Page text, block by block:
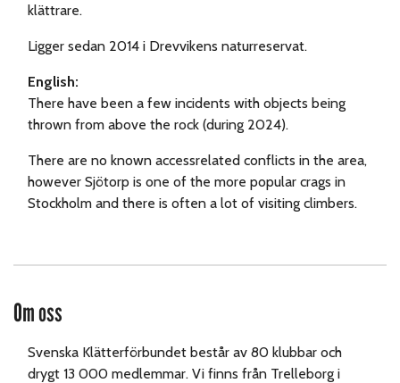
klättrare.
Ligger sedan 2014 i Drevvikens naturreservat.
English:
There have been a few incidents with objects being
thrown from above the rock (during 2024).
There are no known accessrelated conflicts in the area,
however Sjötorp is one of the more popular crags in
Stockholm and there is often a lot of visiting climbers.
Om oss
Svenska Klätterförbundet består av 80 klubbar och
drygt 13 000 medlemmar. Vi finns från Trelleborg i